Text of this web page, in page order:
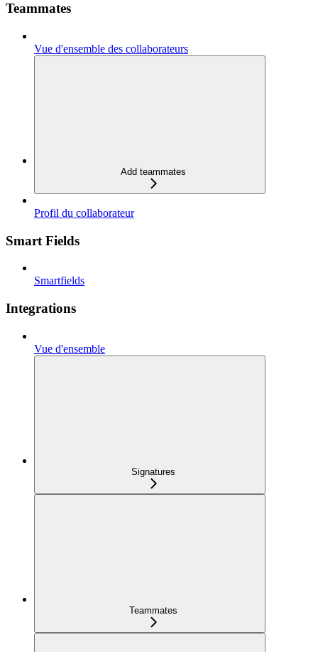
Teammates
Vue d'ensemble des collaborateurs
Add teammates
Profil du collaborateur
Smart Fields
Smartfields
Integrations
Vue d'ensemble
Signatures
Teammates